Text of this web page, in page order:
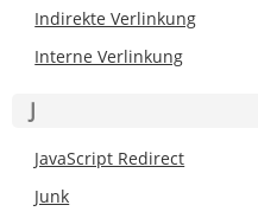
Indirekte Verlinkung
Interne Verlinkung
J
JavaScript Redirect
Junk